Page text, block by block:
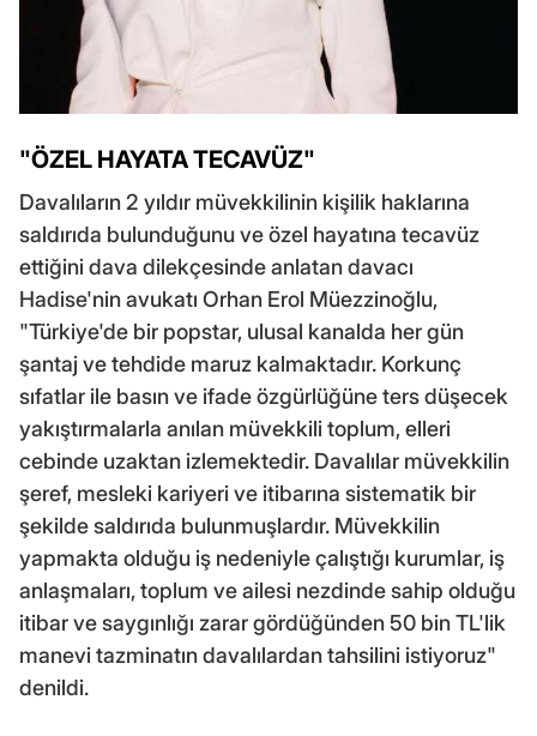
"ÖZEL HAYATA TECAVÜZ"
Davalıların 2 yıldır müvekkilinin kişilik haklarına
saldırıda bulunduğunu ve özel hayatına tecavüz
ettiğini dava dilekçesinde anlatan davacı
Hadise'nin avukatı Orhan Erol Müezzinoğlu,
"Türkiye'de bir popstar, ulusal kanalda her gün
şantaj ve tehdide maruz kalmaktadır. Korkunç
sıfatlar ile basın ve ifade özgürlüğüne ters düşecek
yakıştırmalarla anılan müvekkili toplum, elleri
cebinde uzaktan izlemektedir. Davalılar müvekkilin
şeref, mesleki kariyeri ve itibarına sistematik bir
şekilde saldırıda bulunmuşlardır. Müvekkilin
yapmakta olduğu iş nedeniyle çalıştığı kurumlar, iş
anlaşmaları, toplum ve ailesi nezdinde sahip olduğu
itibar ve saygınlığı zarar gördüğünden 50 bin TL'lik
manevi tazminatın davalılardan tahsilini istiyoruz"
denildi.